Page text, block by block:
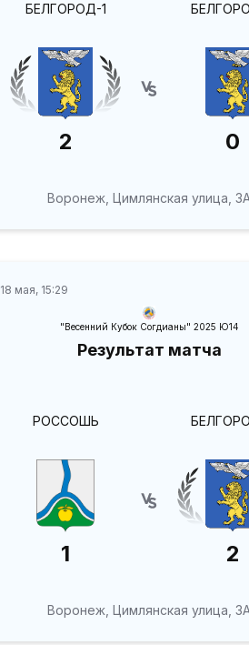
БЕЛГОРОД-1
2 0
Воронеж, Цимлянская улица,
18 мая, 15:29
"Весенний Кубок Согдианы" 2025 Ю14
Результат матча
РОССОШЬ
1 2
Воронеж, Цимлянская улица,